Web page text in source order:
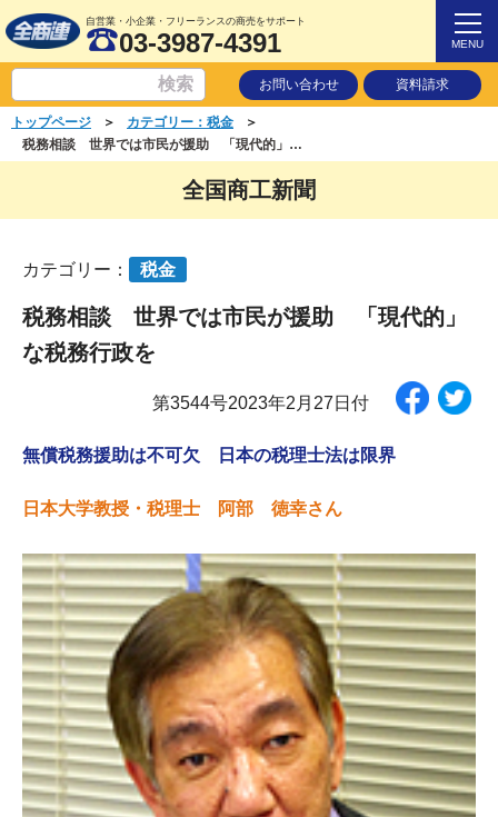
自営業・小企業・フリーランスの商売をサポート
03-3987-4391 MENU
お問い合わせ 資料請求
トップページ ＞ カテゴリー：税金
＞
税務相談 世界では市民が援助 「現代的」な税務行政を
全国商工新聞
カテゴリー： 税金
税務相談 世界では市民が援助 「現代的」
な税務行政を
第3544号2023年2月27日付
無償税務援助は不可欠 日本の税理士法は限界
日本大学教授・税理士 阿部 徳幸さん